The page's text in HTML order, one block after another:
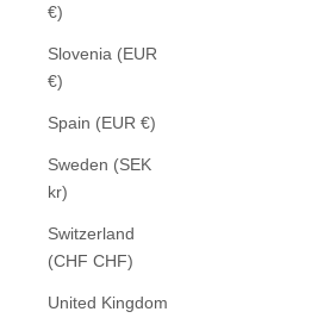
€)
Slovenia (EUR
€)
Spain (EUR €)
Sweden (SEK
kr)
Switzerland
(CHF CHF)
United Kingdom